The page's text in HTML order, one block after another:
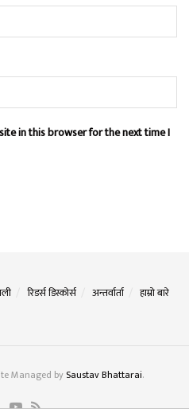
in this browser for the next time I
रिडर्स डिस्कोर्स अन्तर्वार्ता हाम्रो बारे
Managed by Saustav Bhattarai.